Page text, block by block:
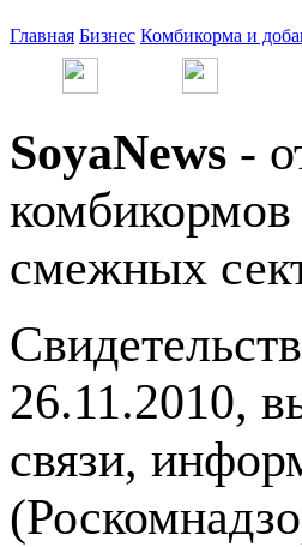
Главная Бизнес Комбикорма и
SoyaNews -
смежных
26.11.2010,
связи,